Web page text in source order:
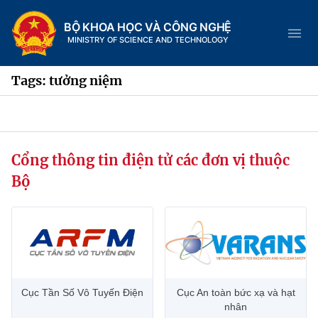
BỘ KHOA HỌC VÀ CÔNG NGHỆ
MINISTRY OF SCIENCE AND TECHNOLOGY
Trang chủ
Chức năng nhiệm vụ
Tin tức sự kiện
Hệ thống văn bản
Tags: tưởng niệm
Cổng thông tin điện tử các đơn vị thuộc
Bộ
Cục Tần Số Vô Tuyến Điện
Cục An toàn bức xạ và hạt
nhân